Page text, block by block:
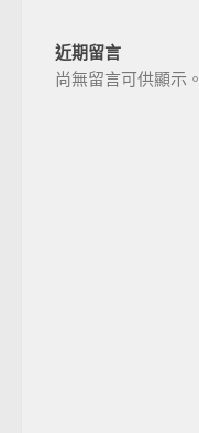
近期留言
尚無留言可供顯示。